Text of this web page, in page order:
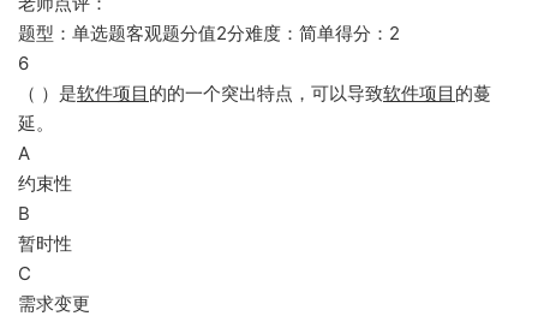
题型：单选题客观题分值2分难度：简单得分：2
6
（ ）是软件项目 的的一个突出特点，可以导致软件项目 的蔓
延。
A
约束性
B
暂时性
C
需求变更